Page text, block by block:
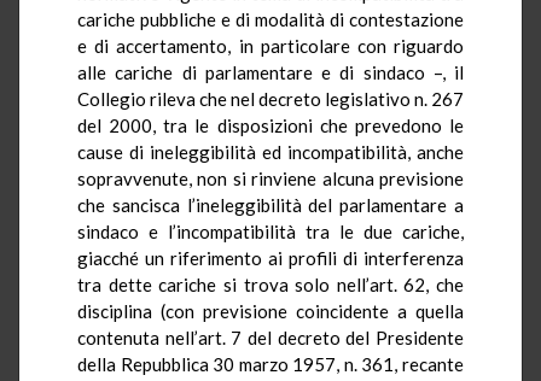
cariche pubbliche e di modalità di contestazione
e di accertamento, in particolare con riguardo
alle cariche di parlamentare e di sindaco –, il
Collegio rileva che nel decreto legislativo n. 267
del 2000, tra le disposizioni che prevedono le
cause di ineleggibilità ed incompatibilità, anche
sopravvenute, non si rinviene alcuna previsione
che sancisca l’ineleggibilità del parlamentare a
sindaco e l’incompatibilità tra le due cariche,
giacché un riferimento ai profili di interferenza
tra dette cariche si trova solo nell’art. 62, che
disciplina (con previsione coincidente a quella
contenuta nell’art. 7 del decreto del Presidente
della Repubblica 30 marzo 1957, n. 361, recante